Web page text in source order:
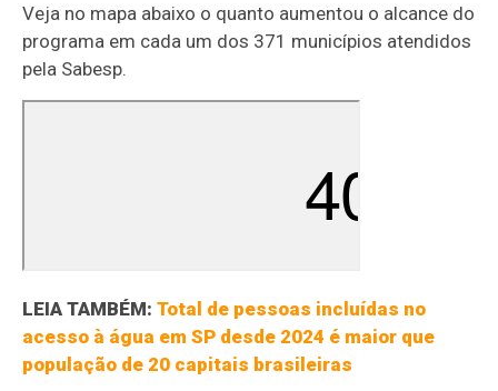
Veja no mapa abaixo o quanto aumentou o alcance do
programa em cada um dos 371 municípios atendidos
pela Sabesp.
LEIA TAMBÉM:Total de pessoas incluídas no
acesso à água em SP desde 2024 é maior que
população de 20 capitais brasileiras